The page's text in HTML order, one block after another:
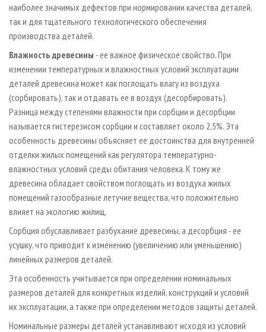
наиболее значимых дефектов при нормировании качества деталей,
так и для тщательного технологического обеспечения
производства деталей.
Влажность древесины - ее важное физическое свойство. При
изменении температурных и влажностных условий эксплуатации
деталей древесина может как поглощать влагу из воздуха
(сорбировать), так и отдавать ее в воздух (десорбировать).
Разница между степенями влажности при сорбции и десорбции
называется гистерезисом сорбции и составляет около 2,5%. Эта
особенность древесины объясняет ее достоинства для внутренней
отделки жилых помещений как регулятора температурно­-
влажностных условий среды обитания человека. К тому же
древесина обладает свойством поглощать из воздуха жилых
помещений газообразные летучие вещества, что положительно
влияет на экологию жилищ.
Сорбция обуславливает разбухание древесины, а десорбция - ее
усушку, что приводит к изменению (увеличению или уменьшению)
линейных размеров деталей.
Эта особенность учитывается при определении номинальных
размеров деталей для конкретных изделий, конструкций и условий
их эксплуатации, а также при определении методов защиты деталей.
Номинальные размеры деталей устанавливают исходя из условий